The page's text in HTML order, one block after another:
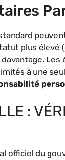
plus élevé
à une
:
officiel du